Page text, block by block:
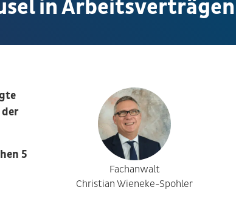
in Arbeitsverträgen
5
Fachanwalt
Christian Wieneke-Spohler